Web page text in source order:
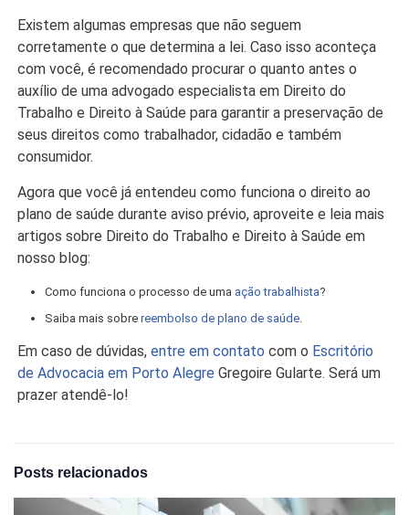
Existem algumas empresas que não seguem
corretamente o que determina a lei. Caso isso aconteça
com você, é recomendado procurar o quanto antes o
auxílio de uma advogado especialista em Direito do
Trabalho e Direito à Saúde para garantir a preservação de
seus direitos como trabalhador, cidadão e também
consumidor.
Agora que você já entendeu como funciona o direito ao
plano de saúde durante aviso prévio, aproveite e leia mais
artigos sobre Direito do Trabalho e Direito à Saúde em
nosso blog:
Como funciona o processo de uma ação trabalhista?
Saiba mais sobrereembolso de plano de saúde.
Em caso de dúvidas,entre em contato com o Escritório
de Advocacia em Porto Alegre Gregoire Gularte. Será um
prazer atendê-lo!
Posts relacionados